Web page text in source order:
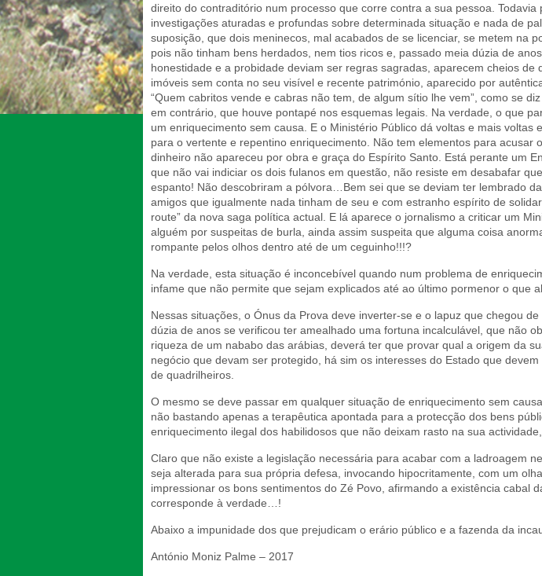
direito do contraditório num processo que corre contra a sua pessoa.
investigações aturadas e profundas sobre determinada situação e nada de
suposição, que dois meninecos, mal acabados de se licenciar, se metem na
pois não tinham bens herdados, nem tios ricos e, passado meia dúzia de
honestidade e a probidade deviam ser regras sagradas, aparecem cheios
imóveis sem conta no seu visível e recente património, aparecido por
“Quem cabritos vende e cabras não tem, de algum sítio lhe vem”, como se
em contrário, que houve pontapé nos esquemas legais. Na verdade, o que
um enriquecimento sem causa. E o Ministério Público dá voltas e mais
para o vertente e repentino enriquecimento. Não tem elementos para
dinheiro não apareceu por obra e graça do Espírito Santo. Está perante um
que não vai indiciar os dois fulanos em questão, não resiste em desabafar
espanto! Não descobriram a pólvora…Bem sei que se deviam ter lembrado
amigos que igualmente nada tinham de seu e com estranho espírito de
route” da nova saga política actual. E lá aparece o jornalismo a criticar um
alguém por suspeitas de burla, ainda assim suspeita que alguma coisa
rompante pelos olhos dentro até de um ceguinho!!!?
Na verdade, esta situação é inconcebível quando num problema de
infame que não permite que sejam explicados até ao último pormenor o que
Nessas situações, o Ónus da Prova deve inverter-se e o lapuz que chegou
dúzia de anos se verificou ter amealhado uma fortuna incalculável, que não
riqueza de um nababo das arábias, deverá ter que provar qual a origem da
negócio que devam ser protegido, há sim os interesses do Estado que
de quadrilheiros.
O mesmo se deve passar em qualquer situação de enriquecimento sem
não bastando apenas a terapêutica apontada para a protecção dos bens
enriquecimento ilegal dos habilidosos que não deixam rasto na sua
Claro que não existe a legislação necessária para acabar com a ladroagem
seja alterada para sua própria defesa, invocando hipocritamente, com um
impressionar os bons sentimentos do Zé Povo, afirmando a existência cabal
corresponde à verdade…!
Abaixo a impunidade dos que prejudicam o erário público e a fazenda da
António Moniz Palme – 2017